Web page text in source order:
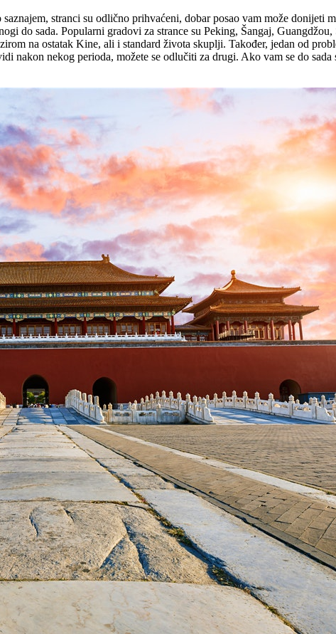
stranci su odlično prihvaćeni, dobar posao vam može donijeti
do sada. Popularni gradovi za strance su Peking, Šangaj,
na ostatak Kine, ali i standard života skuplji. Također, jedan od
nakon nekog perioda, možete se odlučiti za drugi. Ako vam se do